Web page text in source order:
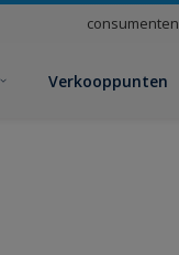
consumenten
Verkooppunten